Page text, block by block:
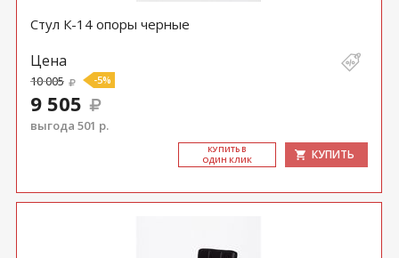
Стул К-14 опоры черные
Цена
10 005 -5%
9 505
выгода 501 р.
КУ­ПИТЬ В
ОДИН КЛИК
КУПИТЬ